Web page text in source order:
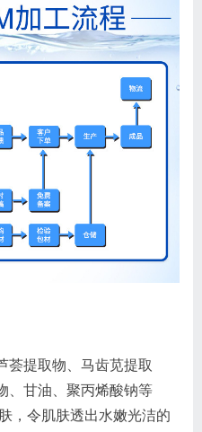
荟提取物、马齿苋提取
、甘油、聚丙烯酸钠等
，令肌肤透出水嫩光洁的